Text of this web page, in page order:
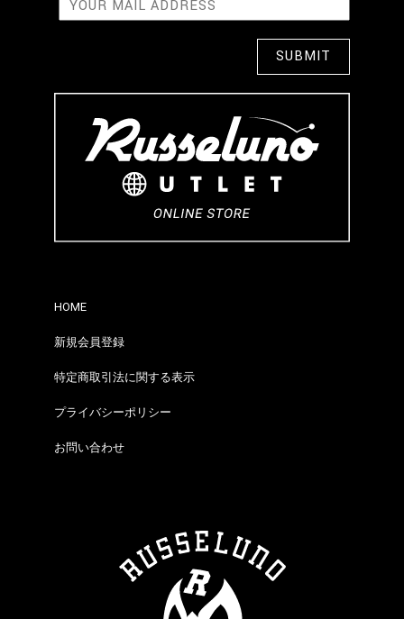
HOME
新規会員登録
特定商取引法に関する表示
プライバシーポリシー
お問い合わせ